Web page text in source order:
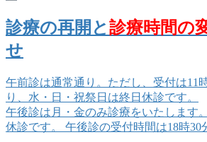
診療の再開と診療時間の
せ
午前診は通常通り。ただし、受付は11
り、水・日・祝祭日は終日休診です。
午後診は月・金のみ診療をいたします
休診です。 午後診の受付時間は18時30